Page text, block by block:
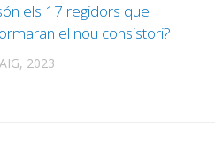
els 17 regidors que
el nou consistori?
2023